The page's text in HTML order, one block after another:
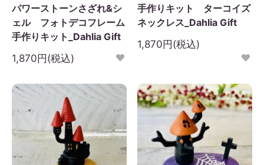
パワーストーンさざれ&シ
ェル フォトデコフレーム
手作りキット_Dahlia Gift
1,870円(税込)
手作りキット ターコイズ
ネックレス_Dahlia Gift
1,870円(税込)